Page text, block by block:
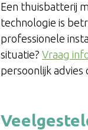
Een thuisbatterij
technologie is
professionele
situatie?Vraag
persoonlijk